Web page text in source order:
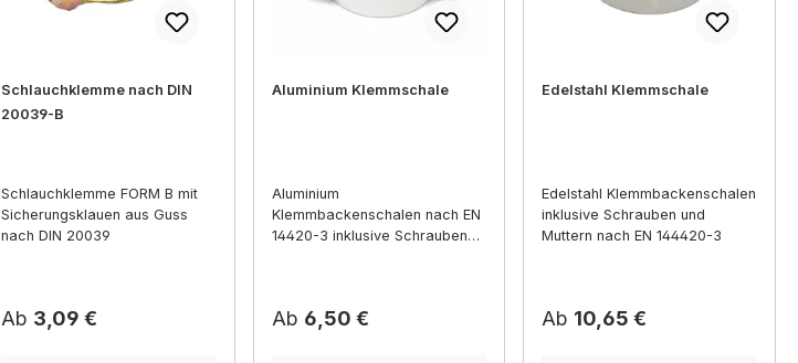
Schlauchklemme nach DIN
20039-B
Schlauchklemme FORM B mit
Sicherungsklauen aus Guss
nach DIN 20039
Regulärer Preis:
Ab 3,09 €
Aluminium Klemmschale
Aluminium
Klemmbackenschalen nach EN
14420-3 inklusive Schrauben
Regulärer Preis:
Ab 6,50 €
Edelstahl Klemmschale
Edelstahl Klemmbackenschalen
inklusive Schrauben und
Muttern nach EN 144420-3
Regulärer Preis:
Ab 10,65 €